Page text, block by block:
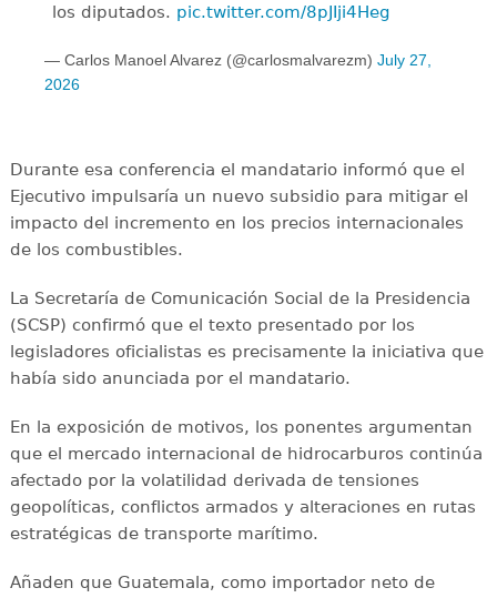
los diputados. pic.twitter.com/8pJIji4Heg
— Carlos Manoel Alvarez (@carlosmalvarezm) July 27,
2026
Durante esa conferencia el mandatario informó que el
Ejecutivo impulsaría un nuevo subsidio para mitigar el
impacto del incremento en los precios internacionales
de los combustibles.
La Secretaría de Comunicación Social de la Presidencia
(SCSP) confirmó que el texto presentado por los
legisladores oficialistas es precisamente la iniciativa que
había sido anunciada por el mandatario.
En la exposición de motivos, los ponentes argumentan
que el mercado internacional de hidrocarburos continúa
afectado por la volatilidad derivada de tensiones
geopolíticas, conflictos armados y alteraciones en rutas
estratégicas de transporte marítimo.
Añaden que Guatemala, como importador neto de